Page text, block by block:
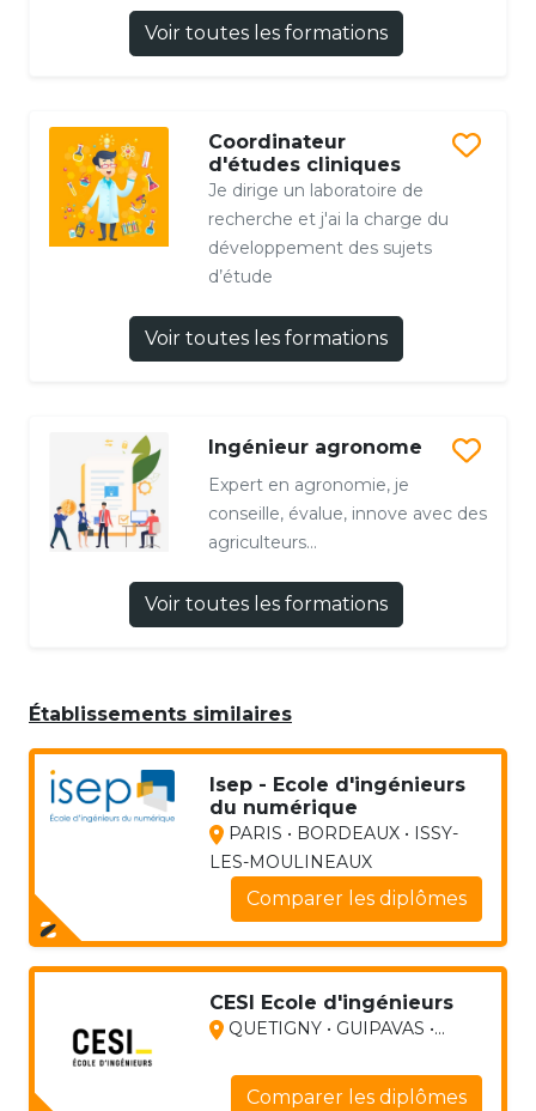
Voir toutes les formations
Coordinateur
d'études cliniques
Je dirige un laboratoire de
recherche et j'ai la charge du
développement des sujets
d’étude
Voir toutes les formations
Ingénieur agronome
Expert en agronomie, je
conseille, évalue, innove avec des
agriculteurs...
Voir toutes les formations
Établissements similaires
Isep - Ecole d'ingénieurs
du numérique
PARIS • BORDEAUX • ISSY-
LES-MOULINEAUX
Comparer les diplômes
CESI Ecole d'ingénieurs
QUETIGNY • GUIPAVAS •...
Comparer les diplômes